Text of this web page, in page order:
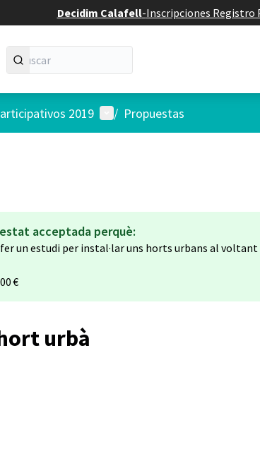
Decidim Calafell-Inscripciones Registro
2019 Menú de usuario
/ Propuestas
acceptada perquè:
un estudi per instal·lar uns horts urbans al voltant
€
urbà